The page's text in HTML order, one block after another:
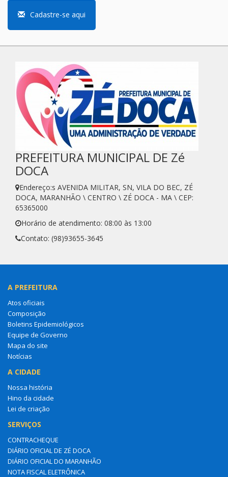
Cadastre-se aqui
PREFEITURA MUNICIPAL DE Zé
DOCA
Endereço:s AVENIDA MILITAR, SN, VILA DO BEC, ZÉ
DOCA, MARANHÃO \ CENTRO \ ZÉ DOCA - MA \ CEP:
65365000
Horário de atendimento: 08:00 às 13:00
Contato: (98)93655-3645
A PREFEITURA
Atos oficiais
Composição
Boletins Epidemiológicos
Equipe de Governo
Mapa do site
Notícias
A CIDADE
Nossa história
Hino da cidade
Lei de criação
SERVIÇOS
CONTRACHEQUE
DIÁRIO OFICIAL DE ZÉ DOCA
DIÁRIO OFICIAL DO MARANHÃO
NOTA FISCAL ELETRÔNICA